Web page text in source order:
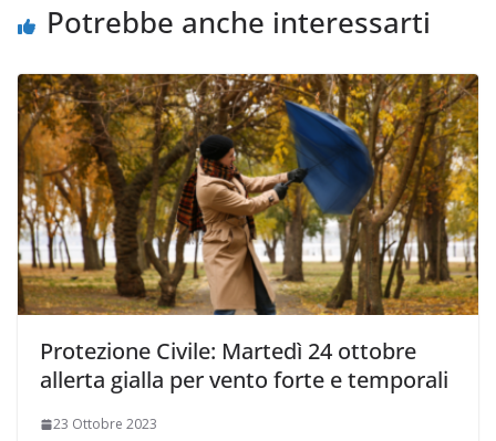
Potrebbe anche interessarti
Protezione Civile: Martedì 24 ottobre
allerta gialla per vento forte e temporali
23 Ottobre 2023